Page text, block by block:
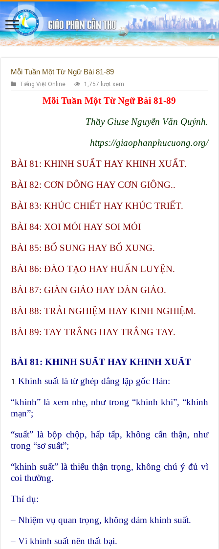
Mỗi Tuần Một Từ Ngữ Bài 81-89
Tiếng Việt Online 1,757 lượt xem
Mỗi Tuần Một Từ NgữBài 81-89
Thầy Giuse Nguyễn Văn Quýnh.
https://giaophanphucuong.org/
BÀI 81: KHINH SUẤT HAY KHINH XUẤT.
BÀI 82: CƠN DÔNG HAY CƠN GIÔNG..
BÀI 83: KHÚC CHIẾT HAY KHÚC TRIẾT.
BÀI 84: XOI MÓI HAY SOI MÓI
BÀI 85: BỔ SUNG HAY BỔ XUNG.
BÀI 86: ĐÀO TẠO HAY HUẤN LUYỆN.
BÀI 87: GIÀN GIÁO HAY DÀN GIÁO.
BÀI 88: TRẢI NGHIỆM HAY KINH NGHIỆM.
BÀI 89: TAY TRẮNG HAY TRẮNG TAY.
BÀI 81: KHINH SUẤT HAY KHINH XUẤT
Khinh suất là từ ghép đẳng lập gốc Hán:
“khinh” là xem nhẹ, như trong “khinh khi”, “khinh
mạn”;
“suất” là bộp chộp, hấp tấp, không cẩn thận, như
trong “sơ suất”;
“khinh suất” là thiếu thận trọng, không chú ý đủ vì
coi thường.
Thí dụ:
– Nhiệm vụ quan trọng, không dám khinh suất.
– Vì khinh suất nên thất bại.